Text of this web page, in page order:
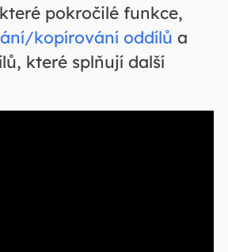
pokročilé funkce,
kopírování oddílů a
které splňují další